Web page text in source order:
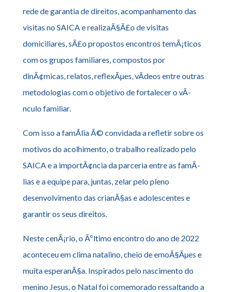
rede de garantia de direitos, acompanhamento das
visitas no SAICA e realizaÃ§Ã£o de visitas
domiciliares, sÃ£o propostos encontros temÃ¡ticos
com os grupos familiares, compostos por
dinÃ¢micas, relatos, reflexÃµes, vÃ­deos entre outras
metodologias com o objetivo de fortalecer o vÃ­
nculo familiar.
Com isso a famÃ­lia Ã© convidada a refletir sobre os
motivos do acolhimento, o trabalho realizado pelo
SAICA e a importÃ¢ncia da parceria entre as famÃ­
lias e a equipe para, juntas, zelar pelo pleno
desenvolvimento das crianÃ§as e adolescentes e
garantir os seus direitos.
Neste cenÃ¡rio, o Ãºltimo encontro do ano de 2022
aconteceu em clima natalino, cheio de emoÃ§Ãµes e
muita esperanÃ§a. Inspirados pelo nascimento do
menino Jesus, o Natal foi comemorado ressaltando a